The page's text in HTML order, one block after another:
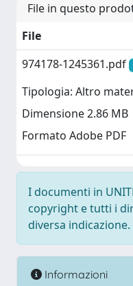
File in questo
File
974178-1245361.pdf
Tipologia: Altro
Dimensione 2.86 MB
Formato Adobe PDF
I documenti in
copyright e tutti i
diversa indicazione.
Informazioni